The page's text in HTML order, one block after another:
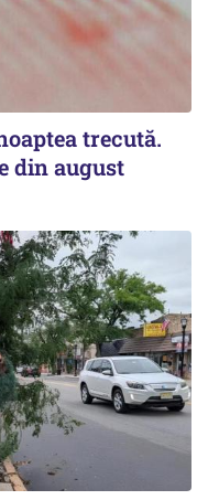
trecută.
din august